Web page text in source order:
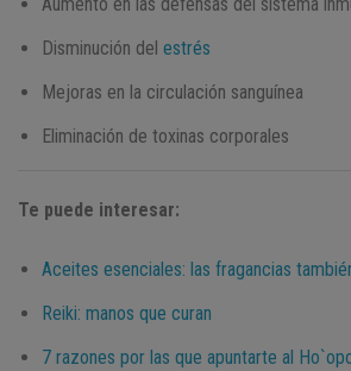
Disminución del estrés
Mejoras en la circulación sanguínea
Eliminación de toxinas corporales
Te puede interesar:
Aceites esenciales: las fragancias
Reiki: manos que curan
7 razones por las que apuntarte al